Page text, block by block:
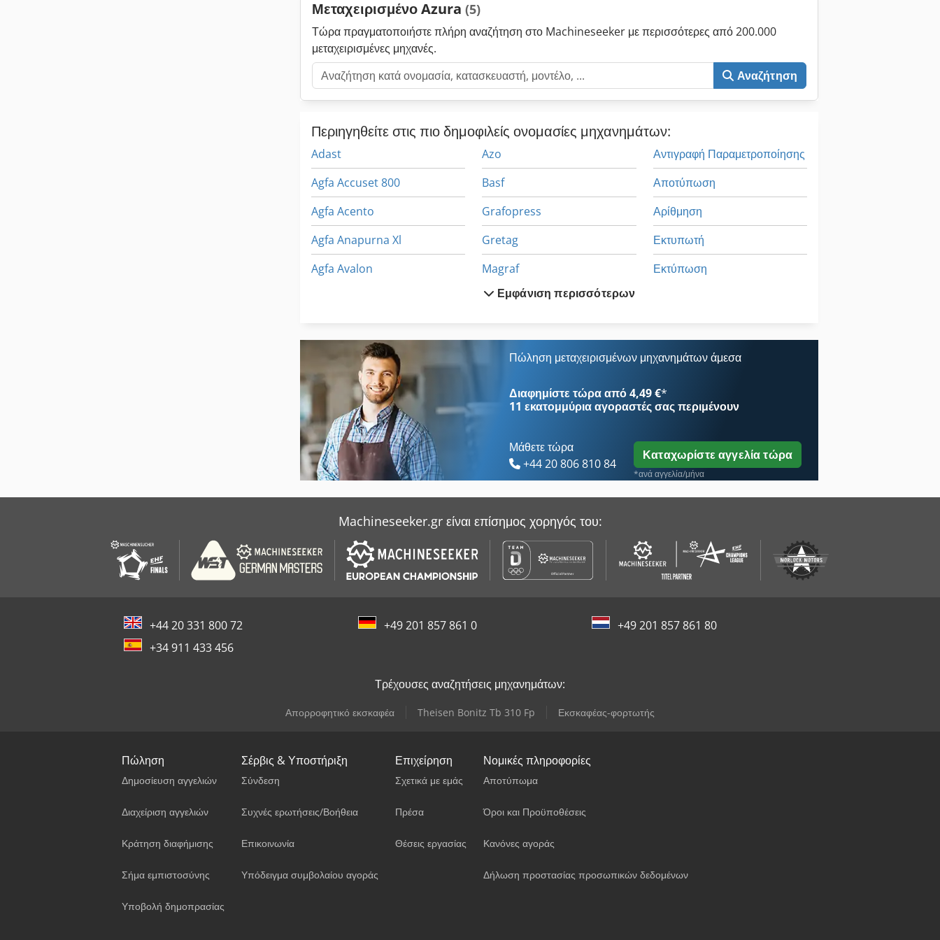
Μεταχειρισμένο Azura (5)
Τώρα πραγματοποιήστε πλήρη αναζήτηση στο Machineseeker με περισσότερες από 200.000
μεταχειρισμένες μηχανές.
Αναζήτηση
Περιηγηθείτε στις πιο δημοφιλείς ονομασίες μηχανημάτων:
Adast
Agfa Accuset 800
Agfa Acento
Agfa Anapurna Xl
Agfa Avalon
Avalon
Azo
Basf
Grafopress
Gretag
Magraf
Mozp
Uchida
Αντιγραφή Παραμετροποίησης
Αποτύπωση
Αρίθμηση
Εκτυπωτή
Εκτύπωση
Εμφάνιση περισσότερων
Πώληση μεταχειρισμένων μηχανημάτων άμεσα
Διαφημίστε τώρα από 4,49 €*
11 εκατομμύρια αγοραστέςσας περιμένουν
Μάθετε τώρα
+44 20 806 810 84
Καταχωρίστε αγγελία τώρα
*ανά αγγελία/μήνα
Machineseeker.gr είναι επίσημος χορηγός του:
+44 20 331 800 72 +49 201 857 861 0
+49 201 857 861 80
+34 911 433 456
Τρέχουσες αναζητήσεις μηχανημάτων:
Απορροφητικό εκσκαφέα Theisen Bonitz Tb 310 Fp Εκσκαφέας-φορτωτής
Πώληση
Δημοσίευση αγγελιών
Διαχείριση αγγελιών
Κράτηση διαφήμισης
Σήμα εμπιστοσύνης
Υποβολή δημοπρασίας
Σέρβις & Υποστήριξη
Σύνδεση
Συχνές ερωτήσεις/Βοήθεια
Επικοινωνία
Υπόδειγμα συμβολαίου αγοράς
Επιχείρηση
Σχετικά με εμάς
Πρέσα
Θέσεις εργασίας
Νομικές πληροφορίες
Αποτύπωμα
Όροι και Προϋποθέσεις
Κανόνες αγοράς
Δήλωση προστασίας προσωπικών δεδομένων